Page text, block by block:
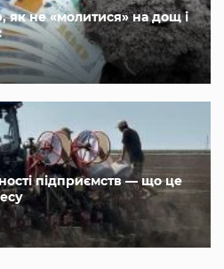
як не «молитися» на дощ і
підприємств — що це